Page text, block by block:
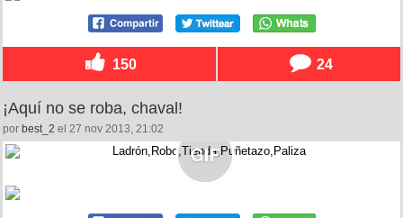
150 24
¡Aquí no se roba, chaval!
por best_2 el 27 nov 2013, 21:02